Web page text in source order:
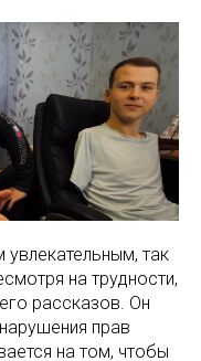
увлекательным, так
на трудности,
рассказов. Он
прав
на том, чтобы